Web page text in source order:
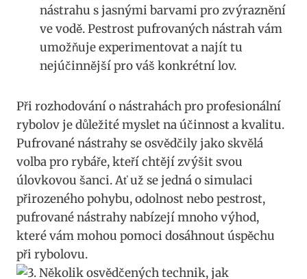
nástrahu s jasnými barvami pro zvýraznění
ve vodě. Pestrost pufrovaných nástrah vám ​
umožňuje experimentovat a najít tu
nejúčinnější pro váš konkrétní lov.
Při rozhodování o‌ nástrahách pro profesionální
rybolov je důležité myslet na účinnost a kvalitu.
Pufrované nástrahy ‍se osvědčily jako skvělá
volba pro rybáře, kteří chtějí zvýšit svou
úlovkovou šanci. Ať už se jedná o simulaci
přirozeného pohybu, odolnost⁤ nebo pestrost,
‌pufrované ​nástrahy‌ nabízejí ⁤mnoho výhod,
které vám mohou pomoci dosáhnout úspěchu
při rybolovu.